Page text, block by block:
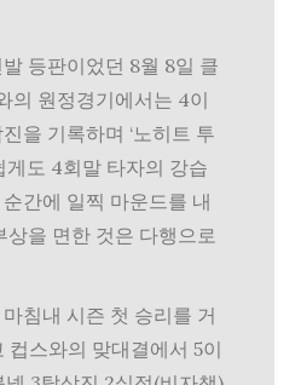
등판이었던 8월 8일 클
의 원정경기에서는 4이
을 기록하며 ‘노히트 투
게도 4회말 타자의 강습
간에 일찍 마운드를 내
상을 면한 것은 다행으로
침내 시즌 첫 승리를 거
컵스와의 맞대결에서 5이